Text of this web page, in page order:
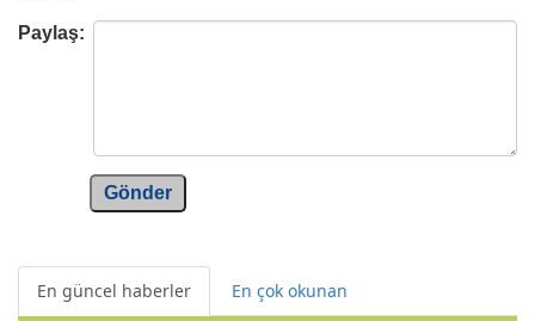
Paylaş:
Gönder
En güncel haberler En çok okunan